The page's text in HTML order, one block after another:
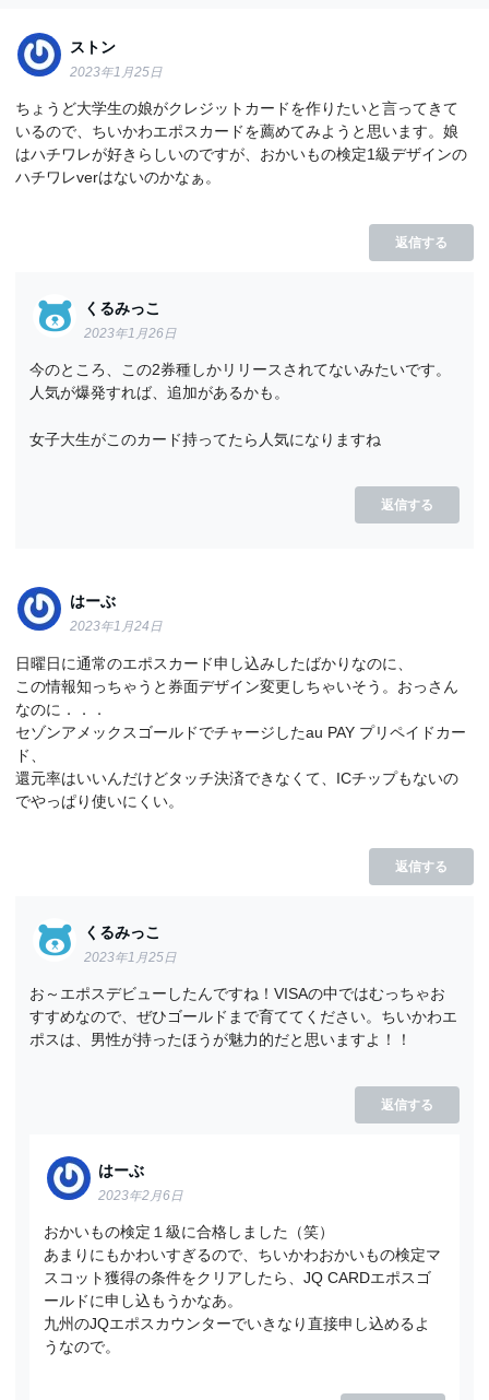
ストン
2023年1月25日
ちょうど大学生の娘がクレジットカードを作りたいと言ってきて
いるので、ちいかわエポスカードを薦めてみようと思います。娘
はハチワレが好きらしいのですが、おかいもの検定1級デザインの
ハチワレverはないのかなぁ。
返信する
くるみっこ
2023年1月26日
今のところ、この2券種しかリリースされてないみたいです。
人気が爆発すれば、追加があるかも。
女子大生がこのカード持ってたら人気になりますね
返信する
はーぶ
2023年1月24日
日曜日に通常のエポスカード申し込みしたばかりなのに、
この情報知っちゃうと券面デザイン変更しちゃいそう。おっさん
なのに．．．
セゾンアメックスゴールドでチャージしたau PAY プリペイドカー
ド、
還元率はいいんだけどタッチ決済できなくて、ICチップもないの
でやっぱり使いにくい。
返信する
くるみっこ
2023年1月25日
お～エポスデビューしたんですね！VISAの中ではむっちゃお
すすめなので、ぜひゴールドまで育ててください。ちいかわエ
ポスは、男性が持ったほうが魅力的だと思いますよ！！
返信する
はーぶ
2023年2月6日
おかいもの検定１級に合格しました（笑）
あまりにもかわいすぎるので、ちいかわおかいもの検定マ
スコット獲得の条件をクリアしたら、JQ CARDエポスゴ
ールドに申し込もうかなあ。
九州のJQエポスカウンターでいきなり直接申し込めるよ
うなので。